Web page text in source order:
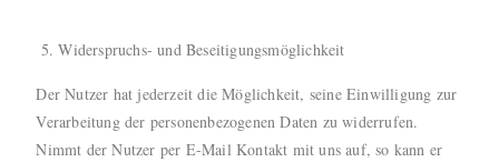
Widerspruchs- und Beseitigungsmöglichkeit
Der Nutzer hat jederzeit die Möglichkeit, seine Einwilligung zur
Verarbeitung der personenbezogenen Daten zu widerrufen.
Nimmt der Nutzer per E-Mail Kontakt mit uns auf, so kann er